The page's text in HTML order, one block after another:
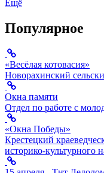
Ещё
Популярное
«Весёлая котовасия»
Новорахинский
Окна памяти
Отдел по работе с
«Окна Победы»
Крестецкий
историко-культурного